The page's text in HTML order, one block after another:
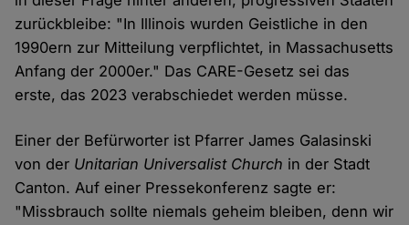
zurückbleibe: "In Illinois wurden Geistliche in den
1990ern zur Mitteilung verpflichtet, in Massachusetts
Anfang der 2000er." Das CARE-Gesetz sei das
erste, das 2023 verabschiedet werden müsse.
Einer der Befürworter ist Pfarrer James Galasinski
von der Unitarian Universalist Church in der Stadt
Canton. Auf einer Pressekonferenz sagte er:
"Missbrauch sollte niemals geheim bleiben, denn wir